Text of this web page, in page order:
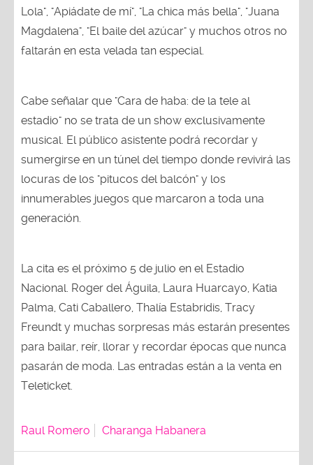
Lola", "Apiádate de mí", "La chica más bella", "Juana
Magdalena", "El baile del azúcar" y muchos otros no
faltarán en esta velada tan especial.
Cabe señalar que "Cara de haba: de la tele al
estadio" no se trata de un show exclusivamente
musical. El público asistente podrá recordar y
sumergirse en un túnel del tiempo donde revivirá las
locuras de los "pitucos del balcón" y los
innumerables juegos que marcaron a toda una
generación.
La cita es el próximo 5 de julio en el Estadio
Nacional. Roger del Águila, Laura Huarcayo, Katia
Palma, Cati Caballero, Thalía Estabridis, Tracy
Freundt y muchas sorpresas más estarán presentes
para bailar, reír, llorar y recordar épocas que nunca
pasarán de moda. Las entradas están a la venta en
Teleticket.
Raul Romero Charanga Habanera